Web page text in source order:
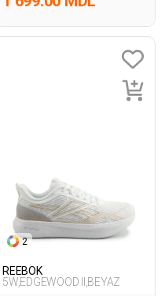
2
REEBOK
5W,EDGEWOOD II,BEYAZ